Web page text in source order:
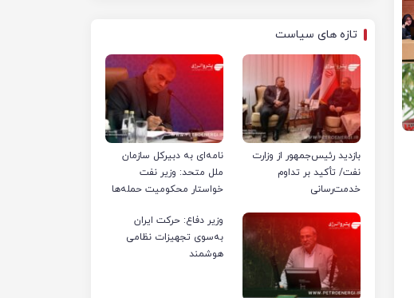
تازه های سیاست
بازدید رئیس‌جمهور از وزارت
نفت/ تأکید بر تداوم
خدمت‌رسانی
نامه‌ای به دبیرکل سازمان
ملل متحد: وزیر نفت
خواستار محکومیت حمله‌ها
ایران شد
وزیر دفاع: حرکت ایران
به‌سوی تجهیزات نظامی
هوشمند